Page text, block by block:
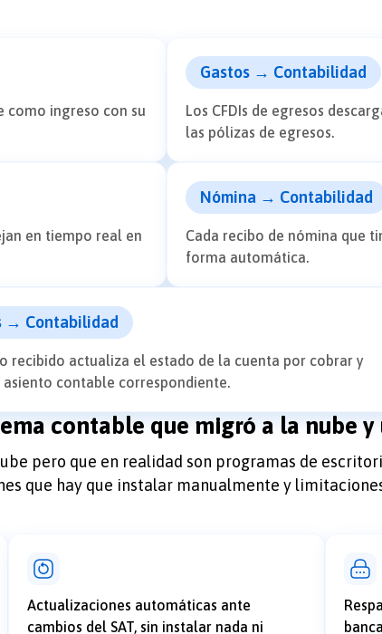
como ingreso con su
Gastos → Contabilidad
Los CFDIs de egresos
las pólizas de egresos.
en tiempo real en
Nómina → Contabilidad
Cada recibo de nómina que
forma automática.
→ Contabilidad
recibido actualiza el estado de la cuenta por cobrar y
asiento contable correspondiente.
contable que migró a la nube
pero que en realidad son programas de
que hay que instalar manualmente y
Actualizaciones automáticas ante
cambios del SAT, sin instalar nada ni